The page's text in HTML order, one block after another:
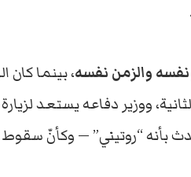
نفسه والزمن نفسه، بينما كان
الثانية، ووزير دفاعه يستعد
بأنه “روتيني” — وكأنّ